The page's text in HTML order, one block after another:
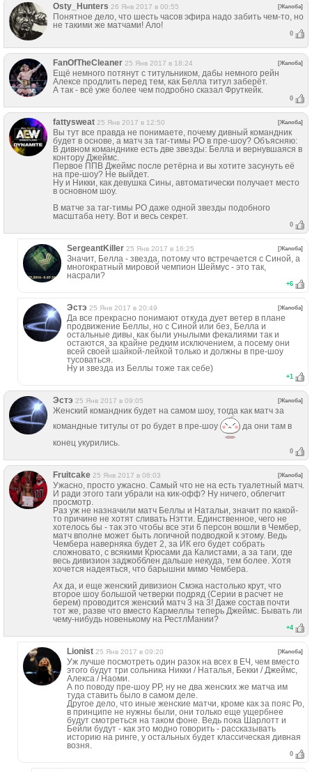
Osty_Hunters 26 Янв 2017 в 00:55 [Жалоба]
Понятное дело, что шесть часов эфира надо забить чем-то, но
не такими же матчами! Ало!
0
FanOfTheCleaner 25 Янв 2017 в 18:24 [Жалоба]
Ещё немного потянут с титульником, дабы немного рейн
Алексе продлить перед тем, как Белла титул заберёт.
А так - всё уже более чем подробно сказал Фруткейк.
0
fattysweat 25 Янв 2017 в 12:50 [Жалоба]
Вы тут все правда не понимаете, почему дивный командник
будет в основе, а матч за таг-тимы РО в пре-шоу? Объясняю:
В дивном команднике есть две звезды: Белла и вернувшаяся в
контору Джеймс.
Первое ППВ Джеймс после ретёрна и вы хотите засунуть её
на пре-шоу? Не выйдет.
Ну и Никки, как девушка Сины, автоматически получает место
в основном шоу.
В матче за таг-тимы РО даже одной звезды подобного
масштаба нету. Вот и весь секрет.
0
SergeantKiller 25 Янв 2017 в 16:25 [Жалоба]
Значит, Белла - звезда, потому что встречается с Синой, а
многократный мировой чемпион Шеймус - это так,
насрали?
+6
Эстэ 25 Янв 2017 в 20:49 [Жалоба]
Да все прекрасно понимают откуда дует ветер в плане
продвижение Беллы, но с Синой или без, Белла и
остальные дивы, как были унылыми фекалиями так и
остаются, за крайне редким исключением, а посему они
всей своей шайкой-лейкой только и должны в пре-шоу
тусоваться.
Ну и звезда из Беллы тоже так себе)
+1
Эстэ 25 Янв 2017 в 09:05 [Жалоба]
Женский командник будет на самом шоу, тогда как матч за
командные титулы от ро будет в пре-шоу
да они там в
конец укурились.
0
Fruitcake 25 Янв 2017 в 08:03 [Жалоба]
Ужасно, просто ужасно. Самый что не на есть туалетный матч.
И ради этого таги убрали на кик-офф? Ну ничего, облегчит
просмотр.
Раз уж не назначили матч Беллы и Натальи, значит по какой-
то причине не хотят сливать Нэтти. Единственное, чего не
хотелось бы - так это чтобы все эти 6 персон вошли в Чембер,
матч вполне может быть логичной подводкой к этому. Ведь
Чембера наверняка будет 2, за ИК его будет собрать
сложновато, с всякими Крюсами да Калистами, а за таги, где
весь дивизион заджобблен дальше некуда, тем более. Хотя
хочется надеяться, что барышни мимо Чембера.
Ах да, и еще женский дивизион Смэка настолько крут, что
второе шоу большой четверки подряд (Серии в расчет не
берем) проводится женский матч 3 на 3! Даже состав почти
тот же, разве что вместо Кармеллы теперь Джеймс. Бывать ли
чему-нибудь новенькому на РестлМании?
+4
Lionist 25 Янв 2017 в 09:20 [Жалоба]
Уж лучше посмотреть один разок на всех в ЕЧ, чем вместо
этого будут три сольника Никки / Наталья, Бекки / Джеймс,
Алекса / Наоми.
А по поводу пре-шоу РР, ну не два женских же матча им
туда ставить было в самом деле.
Другое дело, что иные женские матчи, кроме как за пояс Ро,
в принципе не нужны были, они только еще ущербнее
будут смотреться на таком фоне. Ведь пока Шарлотт и
Бейли будут - как это модно говорить - рассказывать
историю на ринге, у остальных будет классическая дивная
возня.
0